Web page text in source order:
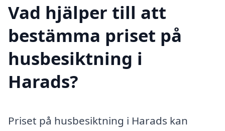
Vad hjälper till att
bestämma priset på
husbesiktning i
Harads?
Priset på husbesiktning i Harads kan